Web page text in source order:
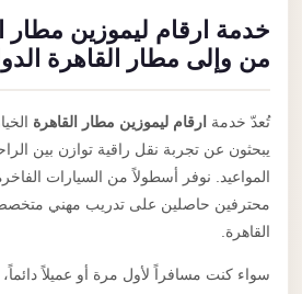
خدمة ارقام ليموزين مطار
من وإلى مطار القاهرة
تُعدّ خدمةارقام ليموزين مطار القاهرةالخيار
يبحثون عن تجربة نقل راقية توازن بين
المواعيد. نوفر أسطولاً من السيارات
محترفين حاصلين على تدريب مهني
القاهرة.
سواء كنت مسافراً لأول مرة أو عميلاً